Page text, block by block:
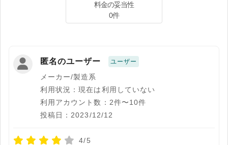
料金の妥当性
0件
匿名のユーザー ユーザー
メーカー/製造系
利用状況：現在は利用していない
利用アカウント数：2件〜10件
投稿日：2023/12/12
4/5